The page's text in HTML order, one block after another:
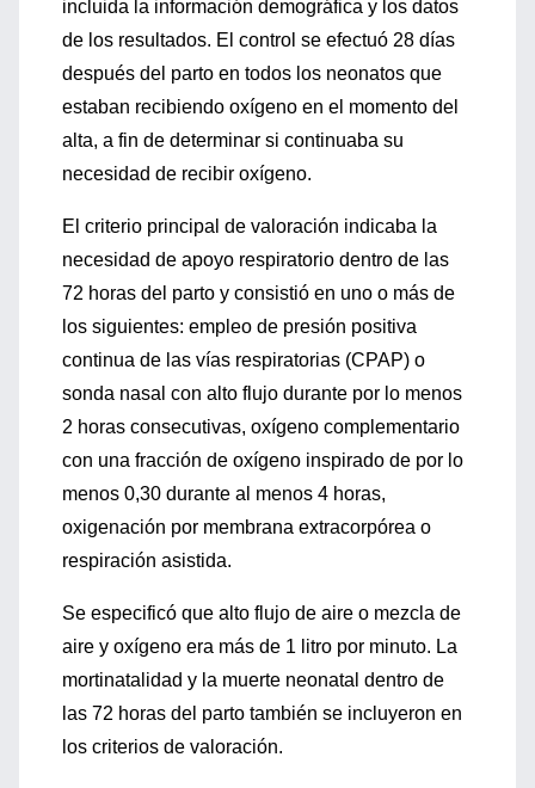
incluida la información demográfica y los datos
de los resultados. El control se efectuó 28 días
después del parto en todos los neonatos que
estaban recibiendo oxígeno en el momento del
alta, a fin de determinar si continuaba su
necesidad de recibir oxígeno.
El criterio principal de valoración indicaba la
necesidad de apoyo respiratorio dentro de las
72 horas del parto y consistió en uno o más de
los siguientes: empleo de presión positiva
continua de las vías respiratorias (CPAP) o
sonda nasal con alto flujo durante por lo menos
2 horas consecutivas, oxígeno complementario
con una fracción de oxígeno inspirado de por lo
menos 0,30 durante al menos 4 horas,
oxigenación por membrana extracorpórea o
respiración asistida.
Se especificó que alto flujo de aire o mezcla de
aire y oxígeno era más de 1 litro por minuto. La
mortinatalidad y la muerte neonatal dentro de
las 72 horas del parto también se incluyeron en
los criterios de valoración.